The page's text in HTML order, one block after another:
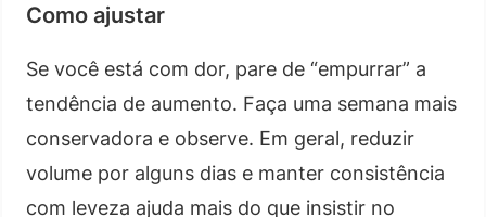
Como ajustar
Se você está com dor, pare de “empurrar” a
tendência de aumento. Faça uma semana mais
conservadora e observe. Em geral, reduzir
volume por alguns dias e manter consistência
com leveza ajuda mais do que insistir no